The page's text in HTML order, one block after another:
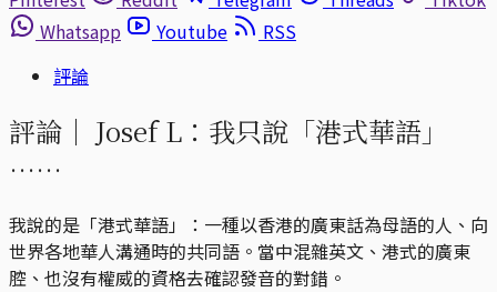
Whatsapp
Youtube
RSS
評論
評論｜ Josef L：我只說「港式華語」
……
我說的是「港式華語」：一種以香港的廣東話為母語的人、向
世界各地華人溝通時的共同語。當中混雜英文、港式的廣東
腔、也沒有權威的資格去確認發音的對錯。